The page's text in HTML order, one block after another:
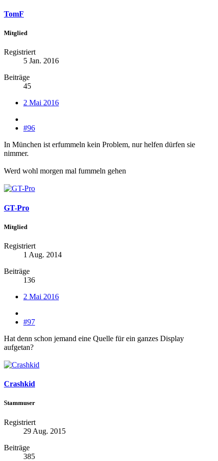
TomF
Mitglied
Registriert
5 Jan. 2016
Beiträge
45
2 Mai 2016
#96
In München ist erfummeln kein Problem, nur helfen dürfen sie
nimmer.
Werd wohl morgen mal fummeln gehen
GT-Pro
Mitglied
Registriert
1 Aug. 2014
Beiträge
136
2 Mai 2016
#97
Hat denn schon jemand eine Quelle für ein ganzes Display
aufgetan?
Crashkid
Stammuser
Registriert
29 Aug. 2015
Beiträge
385